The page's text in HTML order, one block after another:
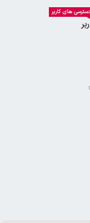
دسترسی های کاربر